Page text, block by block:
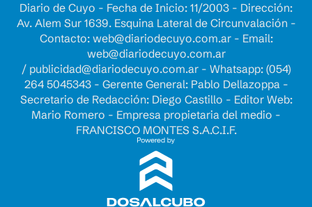
Diario de Cuyo - Fecha de Inicio: 11/2003 - Dirección:
Av. Alem Sur 1639. Esquina Lateral de Circunvalación -
Contacto: web@diariodecuyo.com.ar- Email:
web@diariodecuyo.com.ar
/ publicidad@diariodecuyo.com.ar- Whatsapp: (054)
264 5045343 - Gerente General: Pablo Dellazoppa -
Secretario de Redacción: Diego Castillo - Editor Web:
Mario Romero - Empresa propietaria del medio -
FRANCISCO MONTES S.A.C.I.F.